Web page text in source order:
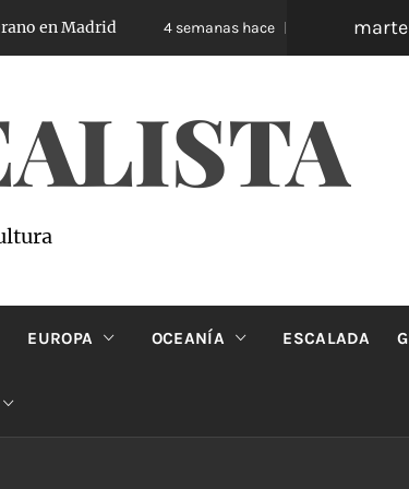
en Madrid 4 semanas hace Oveja Negra: el
EUROPA OCEANÍA ESCALADA